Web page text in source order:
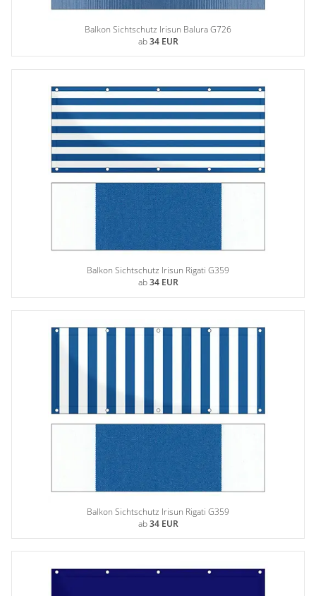
Balkon Sichtschutz Irisun Balura G726
ab34 EUR
Balkon Sichtschutz Irisun Rigati G359
ab34 EUR
Balkon Sichtschutz Irisun Rigati G359
ab34 EUR